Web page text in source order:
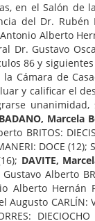
en el Salón de
del Dr.
Alberto
Dr. Gustavo
86 y
Cámara de
y calificar el
BADANO, Marcela
BRITOS:
DOCE (12);
DAVITE,
Alberto
Hernán
Augusto CARLÍN: